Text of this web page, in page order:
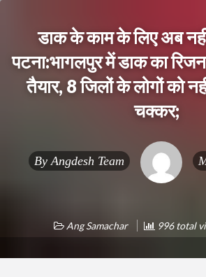
डाक के काम के लिए अब नहीं
पटना:भागलपुर में डाक का
तैयार, 8 जिलों के लोगों को
चक्कर;
By Angdesh Team
Ang Samachar 996 total